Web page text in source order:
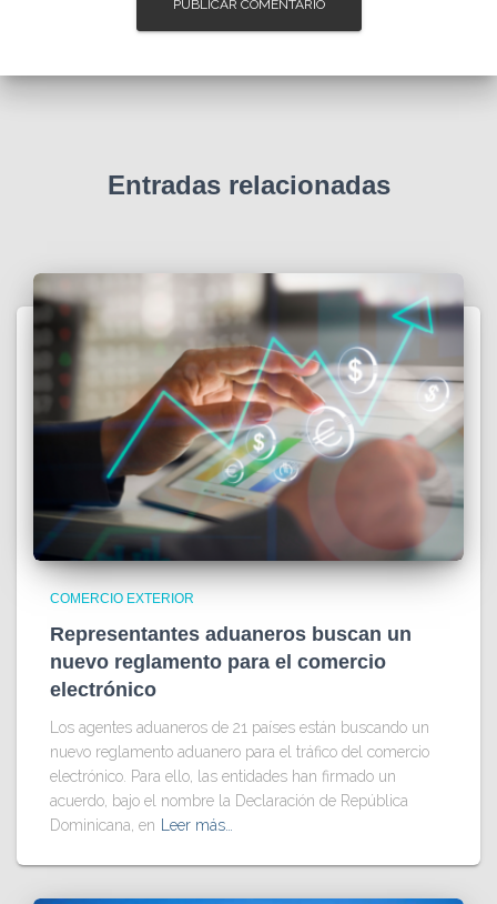
Entradas relacionadas
COMERCIO EXTERIOR
Representantes aduaneros buscan un
nuevo reglamento para el comercio
electrónico
Los agentes aduaneros de 21 países están buscando un
nuevo reglamento aduanero para el tráfico del comercio
electrónico. Para ello, las entidades han firmado un
acuerdo, bajo el nombre la Declaración de República
Dominicana, en
Leer más…